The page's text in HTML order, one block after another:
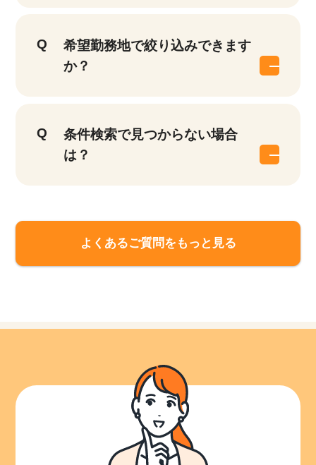
希望勤務地で絞り込みできます
か？
条件検索で見つからない場合
は？
よくあるご質問をもっと見る
該当件数
件
他の条件を選択